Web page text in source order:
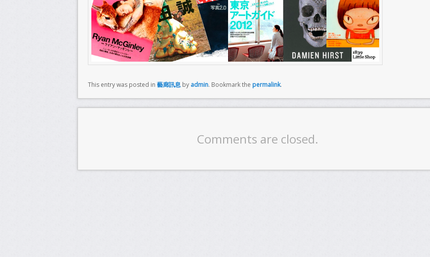
This entry was posted in 藝廊訊息 by admin. Bookmark the permalink.
Comments are closed.